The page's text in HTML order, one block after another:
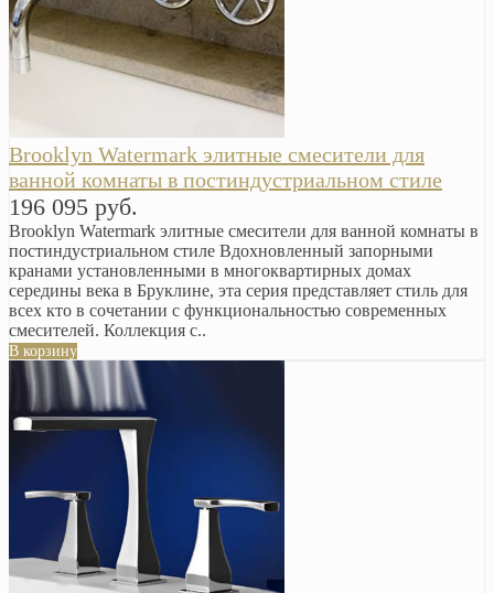
Brooklyn Watermark элитные смесители для
ванной комнаты в постиндустриальном стиле
196 095 руб.
Brooklyn Watermark элитные смесители для ванной комнаты в
постиндустриальном стиле Вдохновленный запорными
кранами установленными в многоквартирных домах
середины века в Бруклине, эта серия представляет стиль для
всех кто в сочетании с функциональностью современных
смесителей. Коллекция с..
В корзину